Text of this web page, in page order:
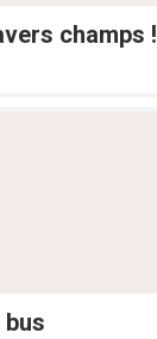
champs !
bus